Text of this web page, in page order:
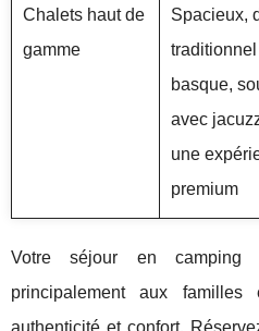
Chalets haut de
gamme
Spacieux,
traditionnel
basque,
avec
une
premium
Votre séjour en camping
principalement aux familles
authenticité et confort.